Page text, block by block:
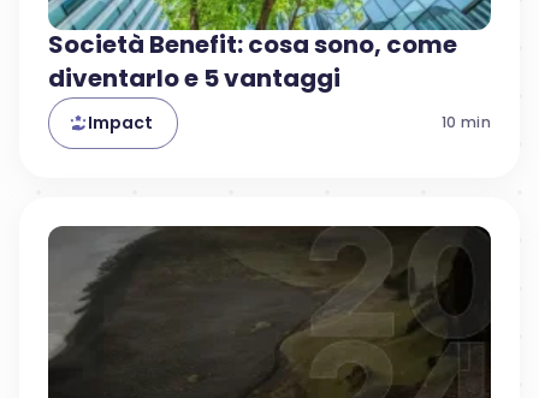
Società Benefit: cosa sono, come
diventarlo e 5 vantaggi
Impact 10 min